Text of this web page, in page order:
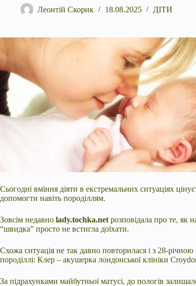
Леонтій Скорик 18.08.2025 ДІТИ
Сьогодні вміння діяти в екстремальних ситуаціях
допомогти навіть породіллям.
Зовсім недавно lady.tochka.net розповідала про те, як
“швидка” просто не встигла доїхати.
Схожа ситуація не так давно повторилася і з 28-
породіллі: Клер – акушерка лондонської клініки
За підрахунками майбутньої матусі, до пологів